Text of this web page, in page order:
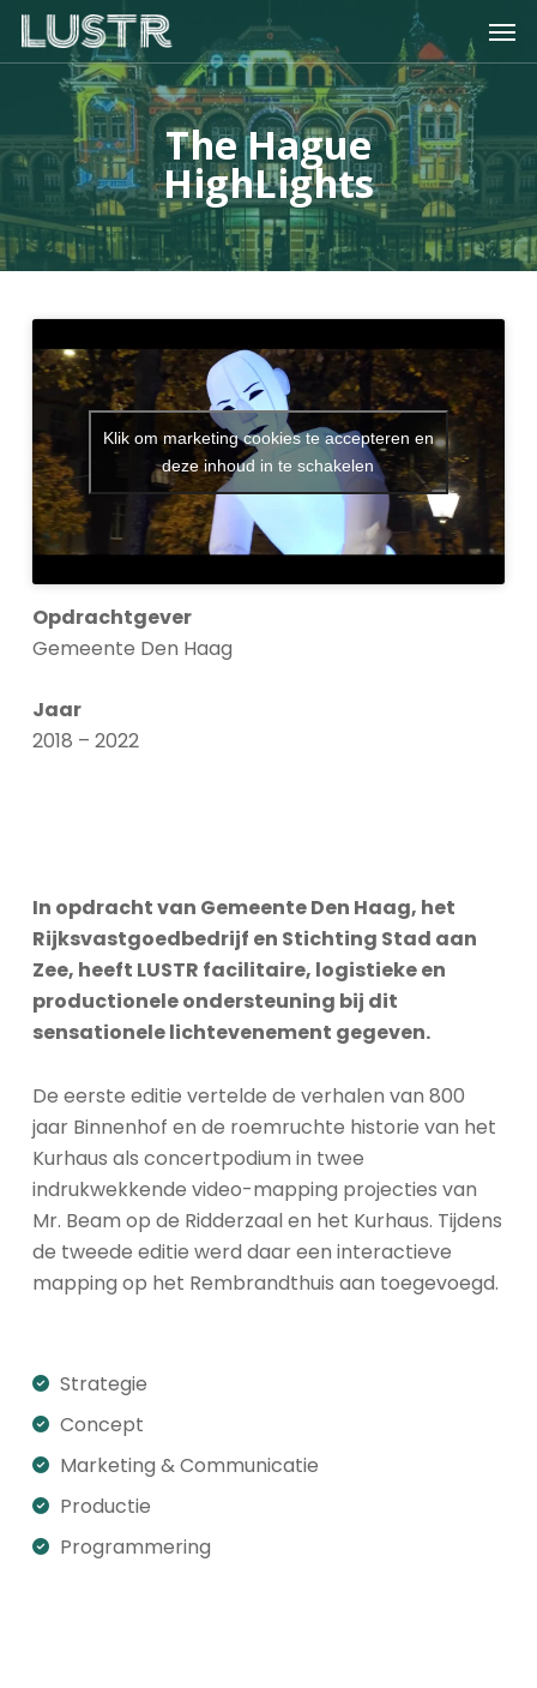
Skip
content
The Hague
HighLights
Klik om marketing cookies te accepteren en
deze inhoud in te schakelen
Opdrachtgever
Gemeente Den Haag
Jaar
2018 – 2022
In opdracht van Gemeente Den Haag, het
Rijksvastgoedbedrijf en Stichting Stad aan
Zee, heeft LUSTR facilitaire, logistieke en
productionele ondersteuning bij dit
sensationele lichtevenement gegeven.
De eerste editie vertelde de verhalen van 800
jaar Binnenhof en de roemruchte historie van het
Kurhaus als concert­podium in twee
indrukwekkende video-mapping projecties van
Mr. Beam op de Ridderzaal en het Kurhaus. Tijdens
de tweede editie werd daar een interactieve
mapping op het Rembrandthuis aan toegevoegd.
Strategie
Concept
Marketing & Communicatie
Productie
Programmering